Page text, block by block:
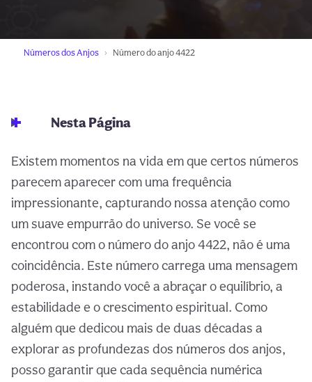
Números dos Anjos Número do anjo 4422
Nesta Página
Existem momentos na vida em que certos números
parecem aparecer com uma frequência
impressionante, capturando nossa atenção como
um suave empurrão do universo. Se você se
encontrou com o número do anjo 4422, não é uma
coincidência. Este número carrega uma mensagem
poderosa, instando você a abraçar o equilíbrio, a
estabilidade e o crescimento espiritual. Como
alguém que dedicou mais de duas décadas a
explorar as profundezas dos números dos anjos,
posso garantir que cada sequência numérica